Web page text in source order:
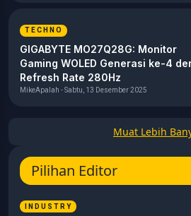
TECHNO
GIGABYTE MO27Q28G: Monitor
Gaming WOLED Generasi ke-4
Refresh Rate 280Hz
MikeApalah - Sabtu, 13 Desember 2025
Muat Lebih
Pilihan Editor
INDUSTRY